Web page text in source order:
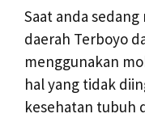
Saat anda
daerah Terboyo
menggunakan
hal yang tidak
kesehatan tubuh